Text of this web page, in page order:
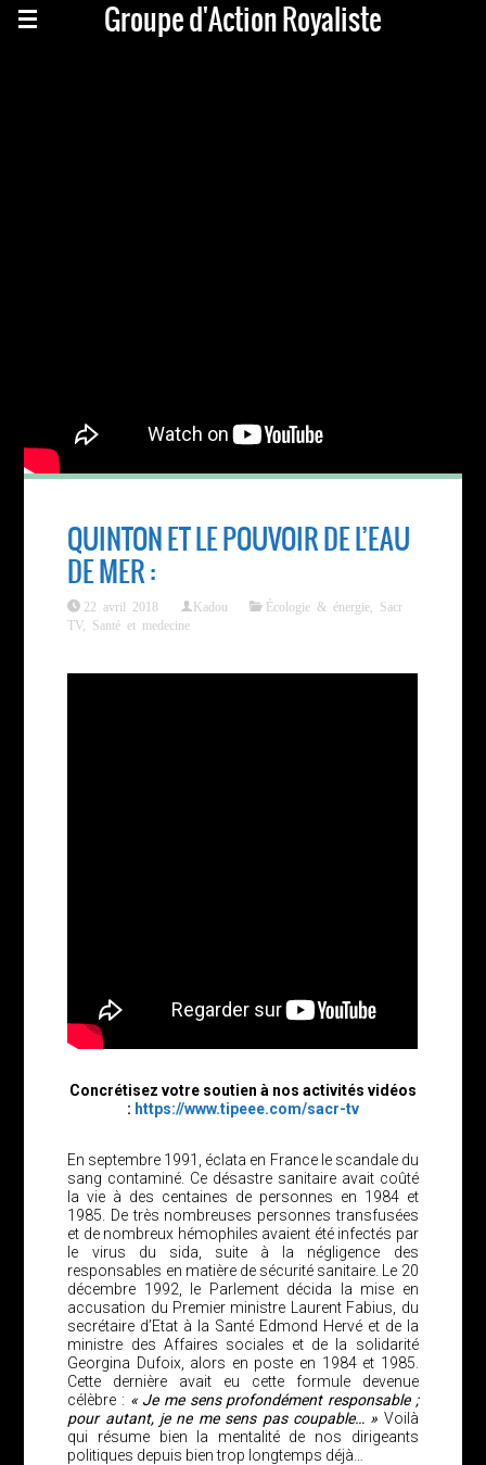
Groupe d'Action Royaliste
QUINTON ET LE POUVOIR DE L’EAU
DE MER :
22 avril 2018 Kadou Écologie & énergie
Sacr
TV, Santé et medecine
Concrétisez votre soutien à nos activités vidéos
: https://www.tipeee.com/sacr-tv
En septembre 1991, éclata en France le scandale du
sang contaminé. Ce désastre sanitaire avait coûté
la vie à des centaines de personnes en 1984 et
1985. De très nombreuses personnes transfusées
et de nombreux hémophiles avaient été infectés par
le virus du sida, suite à la négligence des
responsables en matière de sécurité sanitaire. Le 20
décembre 1992, le Parlement décida la mise en
accusation du Premier ministre Laurent Fabius, du
secrétaire d’Etat à la Santé Edmond Hervé et de la
ministre des Affaires sociales et de la solidarité
Georgina Dufoix, alors en poste en 1984 et 1985.
Cette dernière avait eu cette formule devenue
célèbre : « Je me sens profondément responsable ;
pour autant, je ne me sens pas coupable… » Voilà
qui résume bien la mentalité de nos dirigeants
politiques depuis bien trop longtemps déjà…